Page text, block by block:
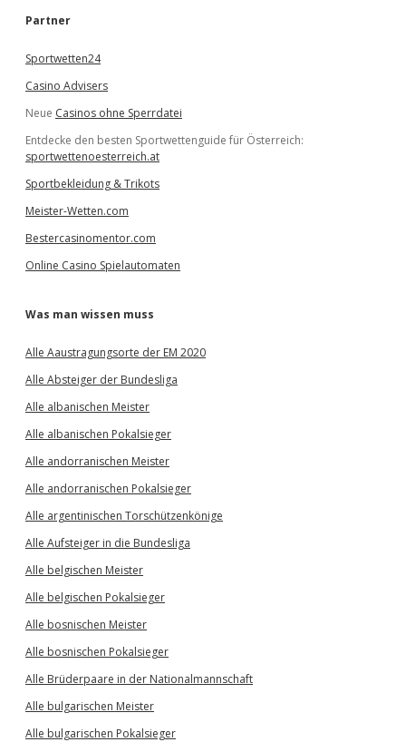
e
Partner
Sportwetten24
Casino Advisers
Neue Casinos ohne Sperrdatei
Entdecke den besten Sportwettenguide für Österreich:
sportwettenoesterreich.at
Sportbekleidung & Trikots
Meister-Wetten.com
Bestercasinomentor.com
Online Casino Spielautomaten
Was man wissen muss
Alle Aaustragungsorte der EM 2020
Alle Absteiger der Bundesliga
Alle albanischen Meister
Alle albanischen Pokalsieger
Alle andorranischen Meister
Alle andorranischen Pokalsieger
Alle argentinischen Torschützenkönige
Alle Aufsteiger in die Bundesliga
Alle belgischen Meister
Alle belgischen Pokalsieger
Alle bosnischen Meister
Alle bosnischen Pokalsieger
Alle Brüderpaare in der Nationalmannschaft
Alle bulgarischen Meister
Alle bulgarischen Pokalsieger